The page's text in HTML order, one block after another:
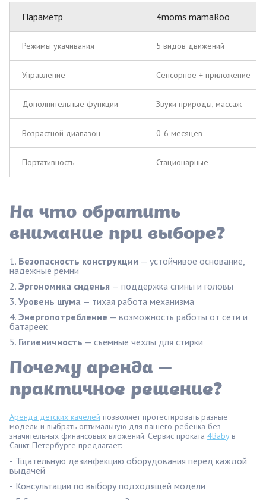
Параметр 4moms mamaRoo
Режимы укачивания 5 видов движений
Управление Сенсорное + приложение
Дополнительные функции Звуки природы, массаж
Возрастной диапазон 0-6 месяцев
Портативность Стационарные
На что обратить
внимание при выборе?
Безопасность конструкции — устойчивое основание,
надежные ремни
Эргономика сиденья — поддержка спины и головы
Уровень шума — тихая работа механизма
Энергопотребление — возможность работы от сети и
батареек
Гигиеничность — съемные чехлы для стирки
Почему аренда —
практичное решение?
Аренда детских качелей позволяет протестировать разные
модели и выбрать оптимальную для вашего ребенка без
значительных финансовых вложений. Сервис проката 4Babyв
Санкт-Петербурге предлагает:
- Тщательную дезинфекцию оборудования перед каждой
выдачей
- Консультации по выбору подходящей модели